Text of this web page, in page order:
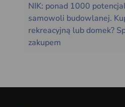
NIK: ponad 1000
samowoli budowlanej.
rekreacyjną lub domek?
zakupem